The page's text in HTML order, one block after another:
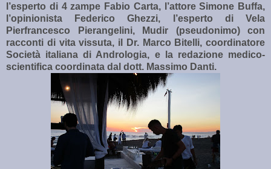
l’esperto di 4 zampe Fabio Carta, l’attore Simone Buffa,
l’opinionista Federico Ghezzi, l’esperto di Vela
Pierfrancesco Pierangelini, Mudir (pseudonimo) con
racconti di vita vissuta, il Dr. Marco Bitelli, coordinatore
Società italiana di Andrologia, e la redazione medico-
scientifica coordinata dal dott. Massimo Danti.